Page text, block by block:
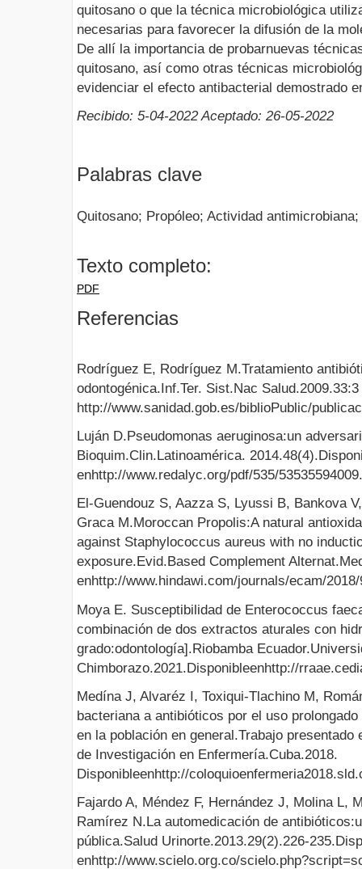
quitosano o que la técnica microbiológica
necesarias para favorecer la difusión de la
De allí la importancia de probarnuevas
quitosano, así como otras técnicas
evidenciar el efecto antibacterial demostrado
Recibido: 5-04-2022 Aceptado: 26-05-2022
Palabras clave
Quitosano; Propóleo; Actividad
Texto completo:
PDF
Referencias
Rodríguez E, Rodríguez M.Tratamiento
odontogénica.Inf.Ter. Sist.Nac
http://www.sanidad.gob.es/biblioPublic/
Luján D.Pseudomonas aeruginosa:un
Bioquim.Clin.Latinoamérica.
enhttp://www.redalyc.org/pdf/535/
El-Guendouz S, Aazza S, Lyussi B, Bankova
Graca M.Moroccan Propolis:A natural
against Staphylococcus aureus with no
exposure.Evid.Based Complement
enhttp://www.hindawi.com/journals/ecam/
Moya E. Susceptibilidad de Enterococcus
combinación de dos extractos aturales con
grado:odontología].Riobamba
Chimborazo.2021.Disponibleenhttp://
Medína J, Alvaréz I, Toxiqui-Tlachino M,
bacteriana a antibióticos por el uso
en la población en general.Trabajo presentado
de Investigación en Enfermería.Cuba.2018.
Disponibleenhttp://
Fajardo A, Méndez F, Hernández J, Molina L,
Ramírez N.La automedicación de
pública.Salud Urinorte.2013.29(2).226-
enhttp://www.scielo.org.co/